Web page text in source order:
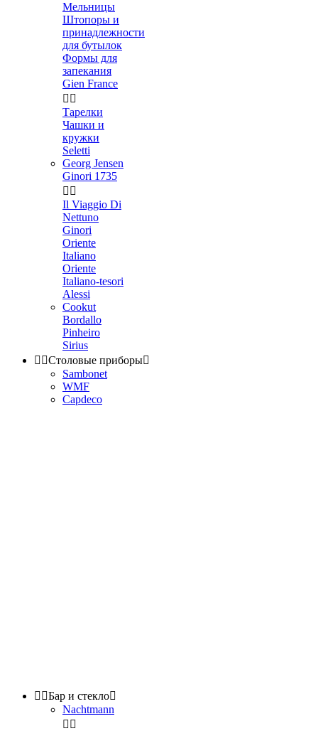
Мельницы
Штопоры и
принадлежности
для бутылок
Формы для
запекания
Gien France
 
Тарелки
Чашки и
кружки
Seletti
Georg Jensen
Ginori 1735
 
Il Viaggio Di
Nettuno
Ginori
Oriente
Italiano
Oriente
Italiano-tesori
Alessi
Cookut
Bordallo
Pinheiro
Sirius
 Столовые приборы
Sambonet
WMF
Capdeco
 Бар и стекло
Nachtmann
 